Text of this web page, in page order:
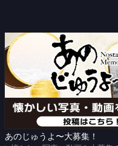
あのじゅうよ〜大募集！